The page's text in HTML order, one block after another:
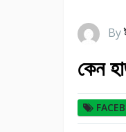
By
কেন